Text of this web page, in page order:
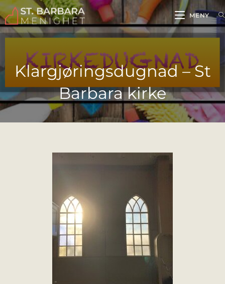
MENY
Klargjøringsdugnad – St
Barbara kirke